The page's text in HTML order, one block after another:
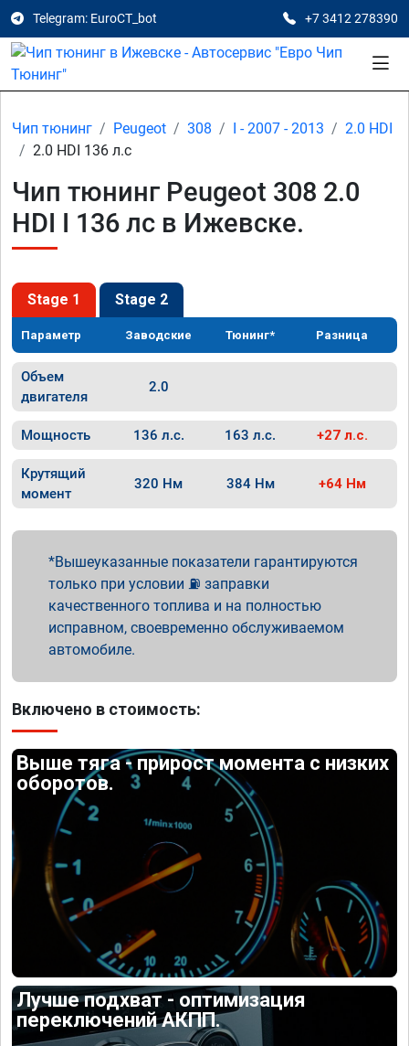
Telegram: EuroCT_bot +7 3412 278390
Чип тюнинг Peugeot 308 I - 2007 - 2013
2.0 HDI
2.0 HDI 136 л.с
Чип тюнинг Peugeot 308 2.0
HDI I 136 лс в Ижевске.
Stage 1 Stage 2
Параметр Заводские Тюнинг* Разница
Объем
двигателя
2.0
Мощность 136 л.с. 163 л.с. +27 л.с.
Крутящий
момент
320 Нм 384 Нм +64 Нм
Вышеуказанные показатели гарантируются
только при условии ⛽ заправки
качественного топлива и на полностью
исправном, своевременно обслуживаемом
автомобиле.
Включено в стоимость:
Выше тяга - прирост момента с низких
оборотов.
Лучше подхват - оптимизация
переключений АКПП.